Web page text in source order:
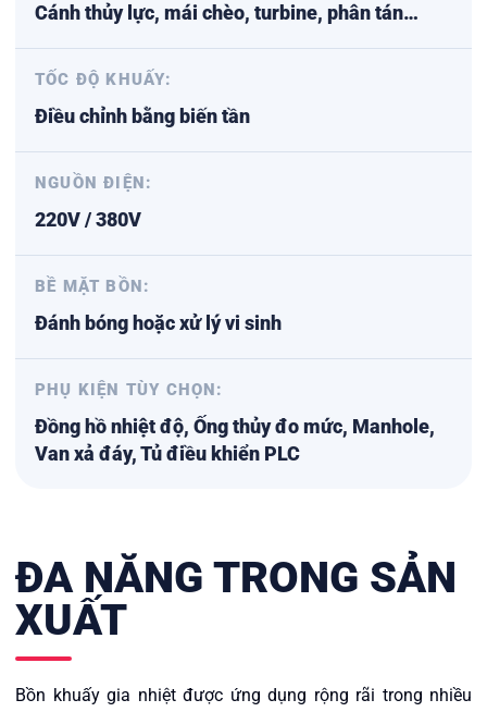
Cánh thủy lực, mái chèo, turbine, phân tán…
TỐC ĐỘ KHUẤY:
Điều chỉnh bằng biến tần
NGUỒN ĐIỆN:
220V / 380V
BỀ MẶT BỒN:
Đánh bóng hoặc xử lý vi sinh
PHỤ KIỆN TÙY CHỌN:
Đồng hồ nhiệt độ, Ống thủy đo mức, Manhole,
Van xả đáy, Tủ điều khiển PLC
ĐA NĂNG TRONG SẢN
XUẤT
Bồn khuấy gia nhiệt được ứng dụng rộng rãi trong nhiều